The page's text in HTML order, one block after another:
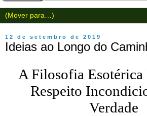
12 de setembro de 2019
Ideias ao Longo do
A Filosofia Esotérica
Respeito
Verdade